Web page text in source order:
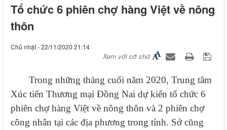
Tổ chức 6 phiên chợ hàng Việt về nông
thôn
Chủ nhật - 22/11/2020 21:14
Xem với cỡ chữ
Trong những tháng cuối năm 2020, Trung tâm
Xúc tiến Thương mại Đồng Nai dự kiến tổ chức 6
phiên chợ hàng Việt về nông thôn và 2 phiên chợ
công nhân tại các địa phương trong tỉnh. Sở cũng